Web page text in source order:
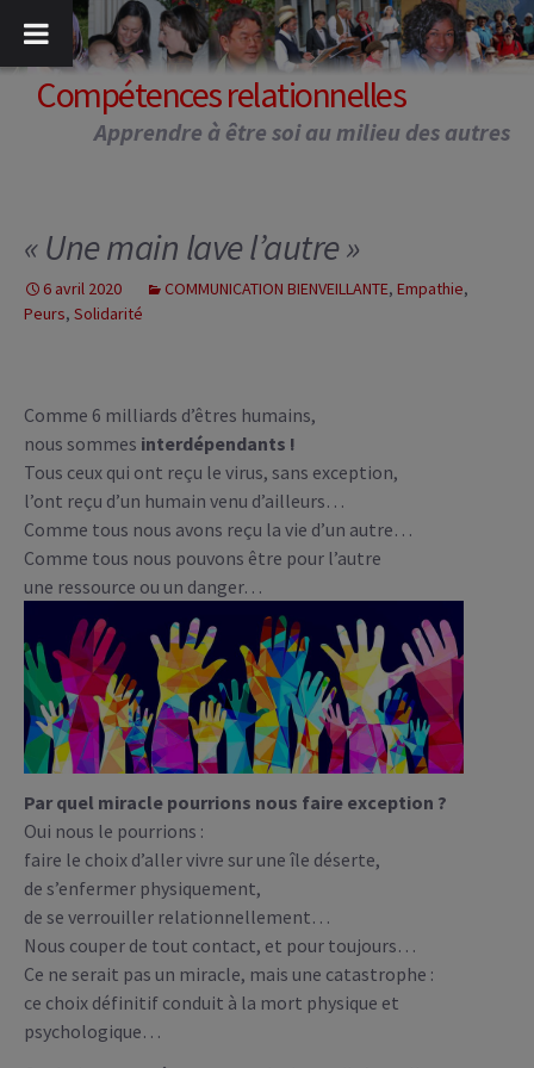
contenu
Compétences relationnelles
Apprendre à être soi au milieu des autres
« Une main lave l’autre »
6 avril 2020 COMMUNICATION BIENVEILLANTE, Empathie,
Peurs, Solidarité
Comme 6 milliards d’êtres humains,
nous sommes interdépendants !
Tous ceux qui ont reçu le virus, sans exception,
l’ont reçu d’un humain venu d’ailleurs…
Comme tous nous avons reçu la vie d’un autre…
Comme tous nous pouvons être pour l’autre
une ressource ou un danger…
Par quel miracle pourrions nous faire exception ?
Oui nous le pourrions :
faire le choix d’aller vivre sur une île déserte,
de s’enfermer physiquement,
de se verrouiller relationnellement…
Nous couper de tout contact, et pour toujours…
Ce ne serait pas un miracle, mais une catastrophe :
ce choix définitif conduit à la mort physique et
psychologique…